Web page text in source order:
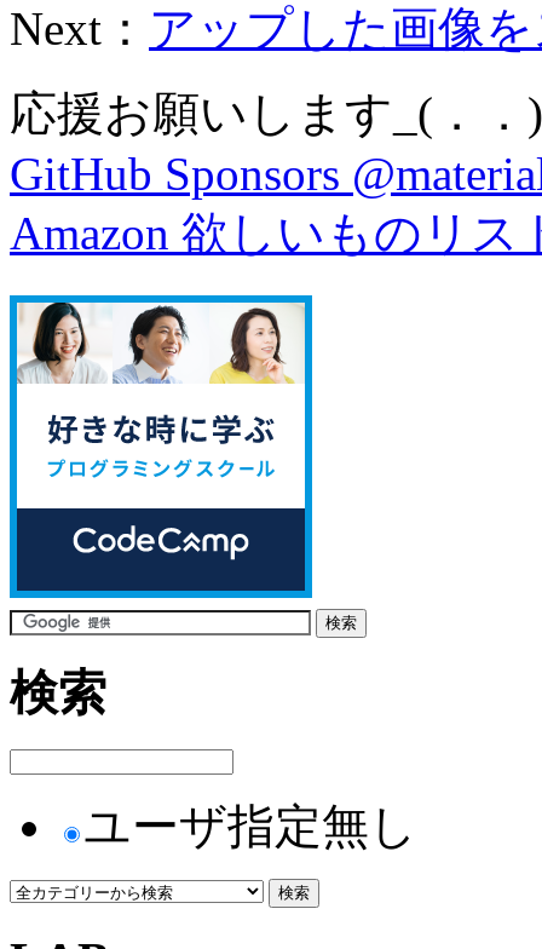
Next： アップした画像
応援お願いします_(．．
GitHub Sponsors
Amazon 欲しいものリス
検索
ユーザ指定無し